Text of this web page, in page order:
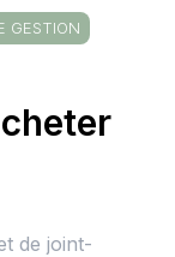
GESTION
de joint-